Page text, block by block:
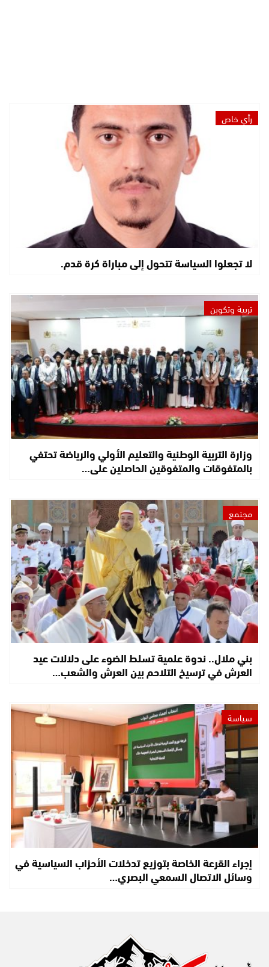
رأي خاص
لا تجعلوا السياسة تتحول إلى مباراة كرة قدم.
تربية وتكوين
وزارة التربية الوطنية والتعليم الأولي والرياضة تحتفي
بالمتفوقات والمتفوقين الحاصلين على…
مجتمع
بني ملال.. ندوة علمية تسلط الضوء على دلالات عيد
العرش في ترسيخ التلاحم بين العرش والشعب…
سياسة
إجراء القرعة الخاصة بتوزيع تدخلات الأحزاب السياسية في
وسائل الاتصال السمعي البصري…